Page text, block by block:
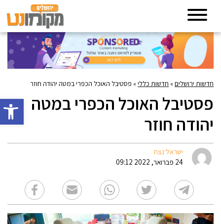
פתח
חדשות ירושלים» חדשות כללי» פסטיבל האוכל הכפרי במטה יהודה חוזר
פסטיבל האוכל הכפרי במטה
יהודה חוזר
ישראל נצח
24 פברואר, 2022 09:12